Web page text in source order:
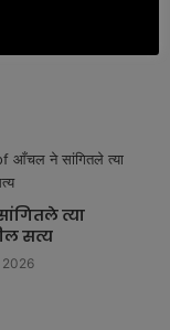
त्या
सत्य
2026